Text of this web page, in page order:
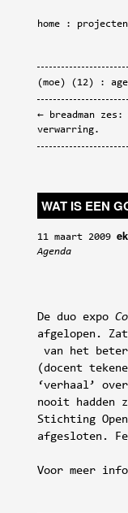
home projecten
(moe) (12)
breadman
verwarring.
WAT IS EEN
11 maart 2009 ek
Agenda
De duo expo
afgelopen.
van het
(docent
‘verhaal’
nooit hadden
Stichting
afgesloten.
Voor meer